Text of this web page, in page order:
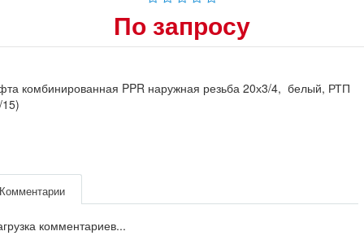
По запросу
комбинированная PPR наружная резьба 20х3/4, белый, РТП
комментариев...